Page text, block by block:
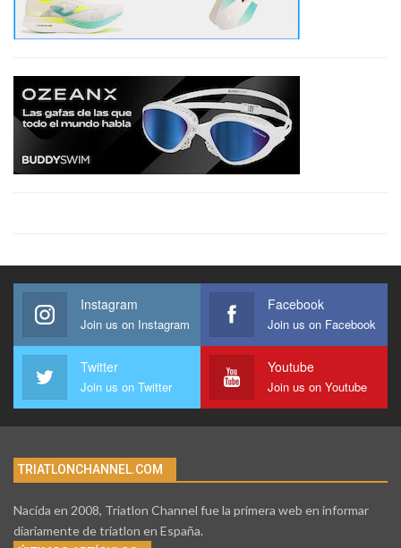
Instagram
Join us on Instagram
Facebook
Join us on Facebook
Twitter
Join us on Twitter
Youtube
Join us on Youtube
TRIATLONCHANNEL.COM
Nacida en 2008, Triatlon Channel fue la primera web en informar
diariamente de triatlon en España.